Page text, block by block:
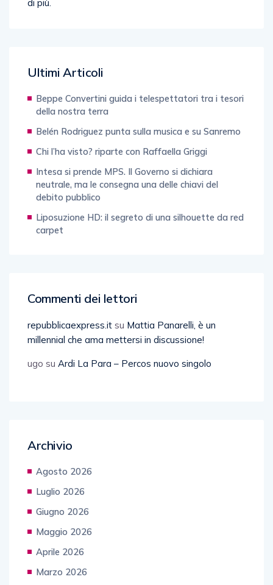
Ultimi Articoli
Beppe Convertini guida i telespettatori tra i tesori
della nostra terra
Belén Rodriguez punta sulla musica e su Sanremo
Chi l’ha visto? riparte con Raffaella Griggi
Intesa si prende MPS. Il Governo si dichiara
neutrale, ma le consegna una delle chiavi del
debito pubblico
Liposuzione HD: il segreto di una silhouette da red
carpet
Commenti dei lettori
repubblicaexpress.it su Mattia Panarelli, è un
millennial che ama mettersi in discussione!
ugo su Ardi La Para – Percos nuovo singolo
Archivio
Agosto 2026
Luglio 2026
Giugno 2026
Maggio 2026
Aprile 2026
Marzo 2026